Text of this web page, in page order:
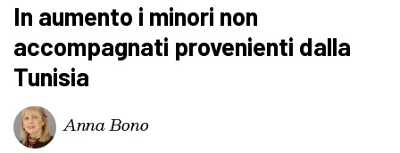
In aumento i minori non
accompagnati provenienti dalla
Tunisia
Anna Bono